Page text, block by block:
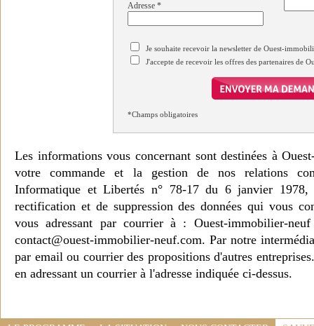
Adresse *
Je souhaite recevoir la newsletter de Ouest-
J'accepte de recevoir les offres des partenaires de
*Champs obligatoires
Les informations vous concernant sont destinées à
votre commande et la gestion de nos relations
Informatique et Libertés n° 78-17 du 6 janvier 1978,
rectification et de suppression des données qui vous
vous adressant par courrier à : Ouest-immobilier-
contact@ouest-immobilier-neuf.com. Par notre
par email ou courrier des propositions d'autres
en adressant un courrier à l'adresse indiquée ci-dessus.